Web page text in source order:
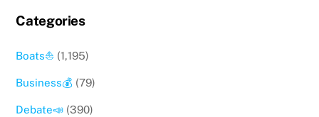
Categories
Boats⛵️ (1,195)
Business💰 (79)
Debate📣 (390)